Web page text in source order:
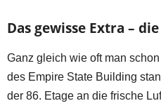
Das gewisse Extra –
Ganz gleich wie oft man
des Empire State Building
der 86. Etage an die frische